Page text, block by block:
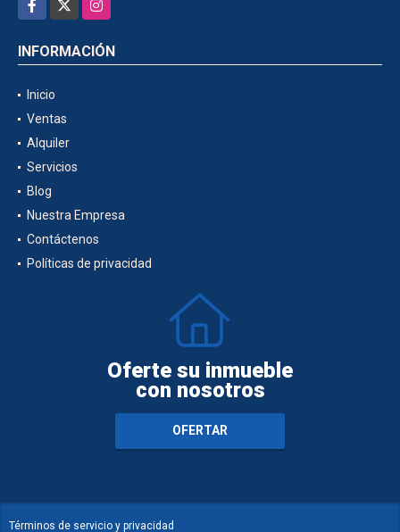
INFORMACIÓN
Inicio
Ventas
Alquiler
Servicios
Blog
Nuestra Empresa
Contáctenos
Políticas de privacidad
Oferte su inmueble
con nosotros
OFERTAR
Términos de servicio y privacidad